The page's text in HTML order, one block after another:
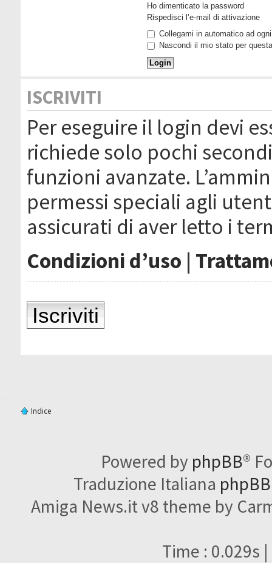
Ho dimenticato la password
Rispedisci l’e-mail di attivazione
Collegami in automatico ad
Nascondi il mio stato per
ISCRIVITI
Per eseguire il login devi
richiede solo pochi
funzioni avanzate.
permessi speciali agli
assicurati di aver letto i
Condizioni d’uso |
Iscriviti
Indice
Powered by phpBB®
Traduzione Italiana
Amiga News.it v8 theme by
Time : 0.029s